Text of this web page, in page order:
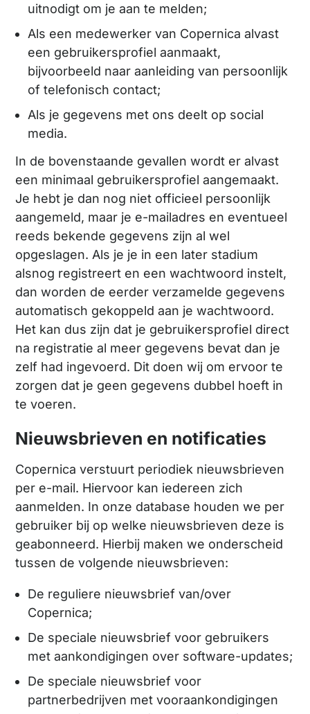
uitnodigt om je aan te melden;
Als een medewerker van Copernica alvast
een gebruikersprofiel aanmaakt,
bijvoorbeeld naar aanleiding van persoonlijk
of telefonisch contact;
Als je gegevens met ons deelt op social
media.
In de bovenstaande gevallen wordt er alvast
een minimaal gebruikersprofiel aangemaakt.
Je hebt je dan nog niet officieel persoonlijk
aangemeld, maar je e-mailadres en eventueel
reeds bekende gegevens zijn al wel
opgeslagen. Als je je in een later stadium
alsnog registreert en een wachtwoord instelt,
dan worden de eerder verzamelde gegevens
automatisch gekoppeld aan je wachtwoord.
Het kan dus zijn dat je gebruikersprofiel direct
na registratie al meer gegevens bevat dan je
zelf had ingevoerd. Dit doen wij om ervoor te
zorgen dat je geen gegevens dubbel hoeft in
te voeren.
Nieuwsbrieven en notificaties
Copernica verstuurt periodiek nieuwsbrieven
per e-mail. Hiervoor kan iedereen zich
aanmelden. In onze database houden we per
gebruiker bij op welke nieuwsbrieven deze is
geabonneerd. Hierbij maken we onderscheid
tussen de volgende nieuwsbrieven:
De reguliere nieuwsbrief van/over
Copernica;
De speciale nieuwsbrief voor gebruikers
met aankondigingen over software-updates;
De speciale nieuwsbrief voor
partnerbedrijven met vooraankondigingen